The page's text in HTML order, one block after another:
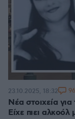
Νέα στοιχεία
Είχε πιει
23.10.2025, 18:32 96